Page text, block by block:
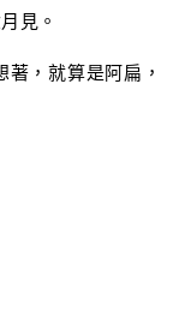
見。
，就算是阿扁，